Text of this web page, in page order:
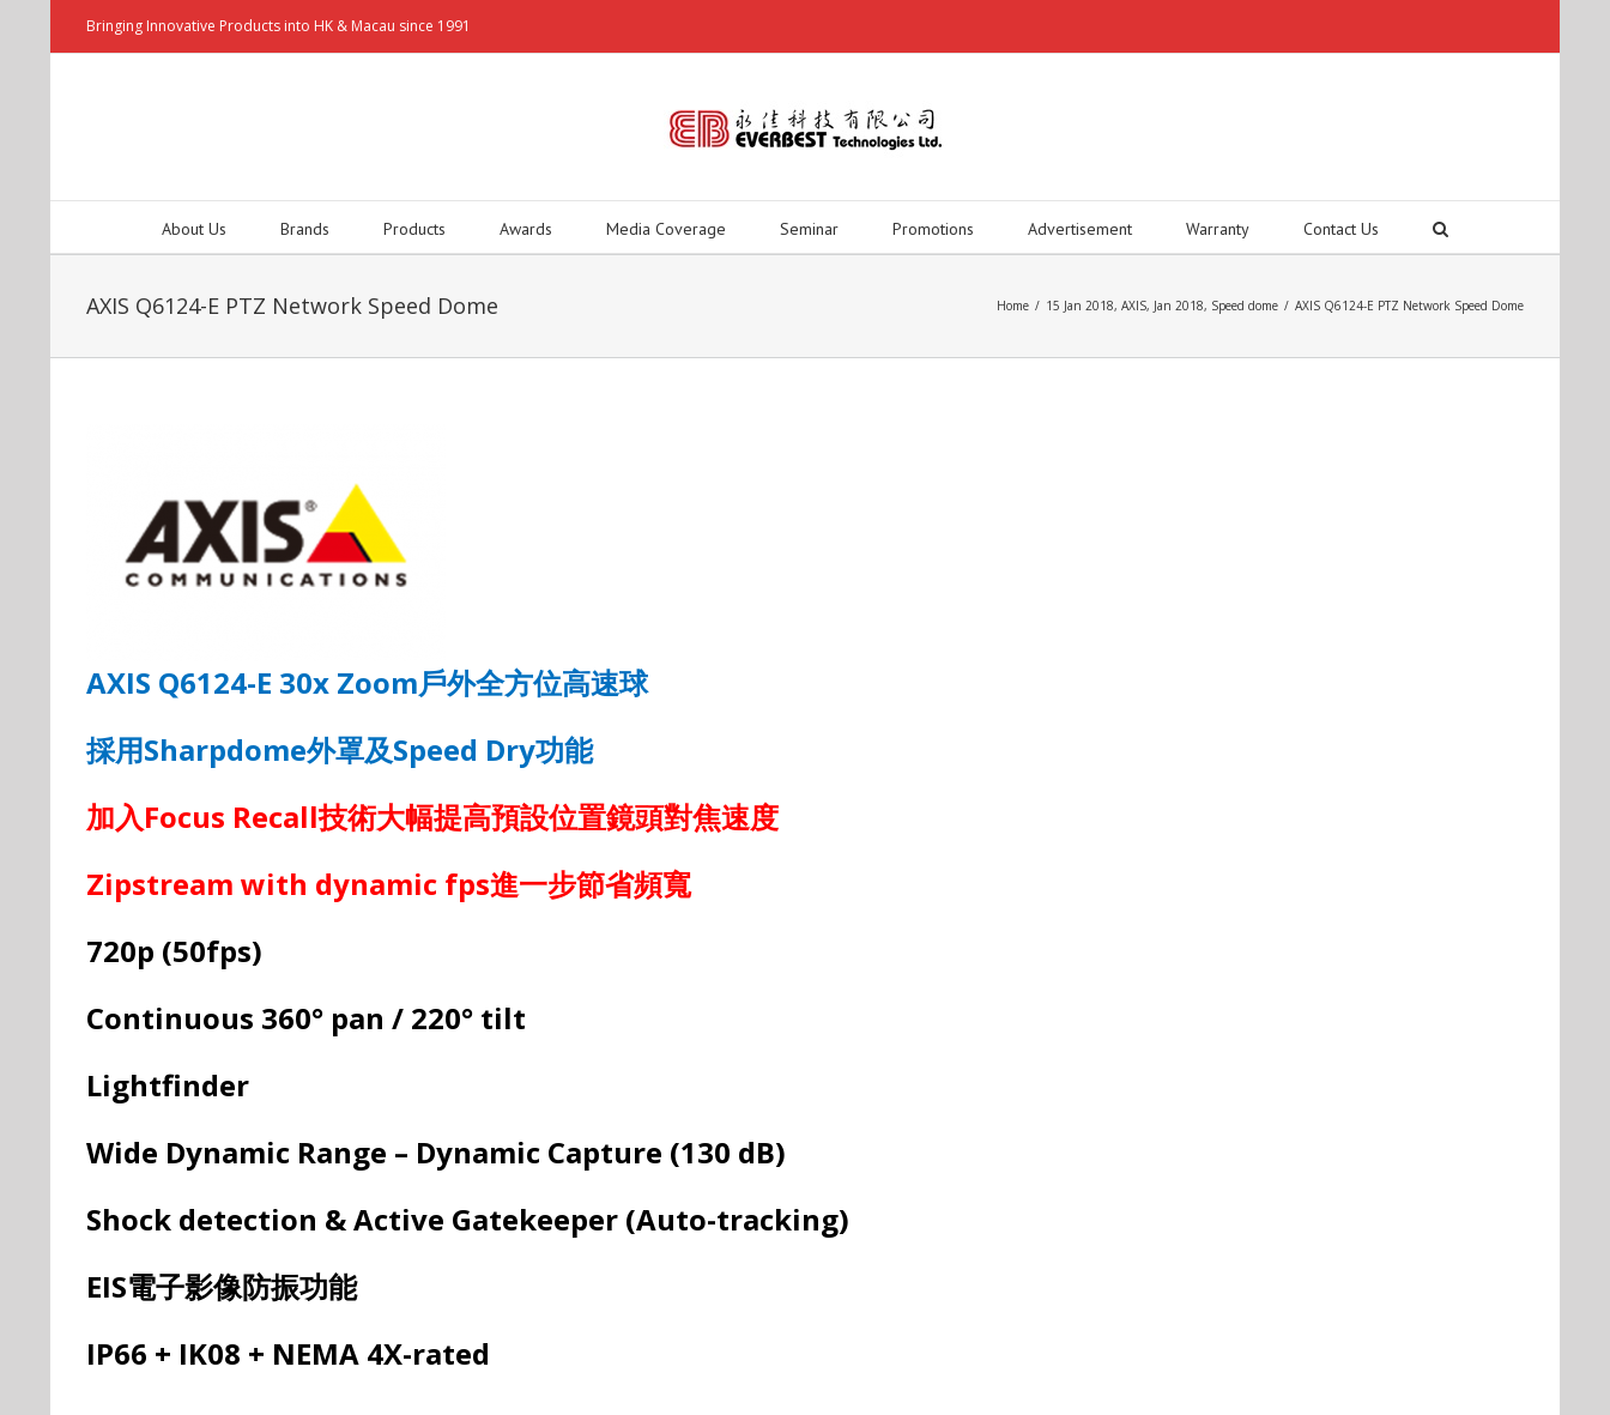
Bringing Innovative Products into HK & Macau since 1991
About Us Brands Products Awards Media Coverage Seminar Promotions Advertisement Warranty Contact Us
AXIS Q6124-E PTZ Network Speed Dome Home / 15 Jan 2018, AXIS, Jan 2018, Speed dome / AXIS Q6124-E PTZ Network Speed Dome
AXIS Q6124-E 30x Zoom戶外全方位高速球
採用Sharpdome外罩及Speed Dry功能
加入Focus Recall技術大幅提高預設位置鏡頭對焦速度
Zipstream with dynamic fps進一步節省頻寬
720p (50fps)
Continuous 360° pan / 220° tilt
Lightfinder
Wide Dynamic Range – Dynamic Capture (130 dB)
Shock detection & Active Gatekeeper (Auto-tracking)
EIS電子影像防振功能
IP66 + IK08 + NEMA 4X-rated